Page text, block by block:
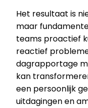
Het resultaat is
maar
teams proactief
reactief
dagrapportage
kan
een persoonlijk
uitdagingen en